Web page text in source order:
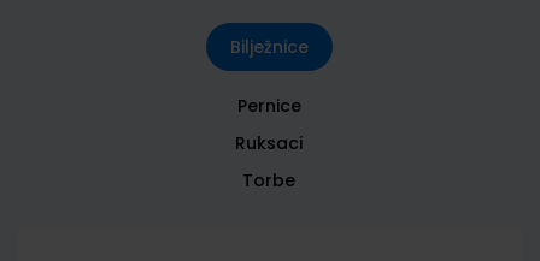
Bilježnice
Pernice
Ruksaci
Torbe